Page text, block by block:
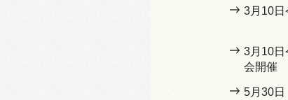
3月10日
3月10日
会開催
5月30日